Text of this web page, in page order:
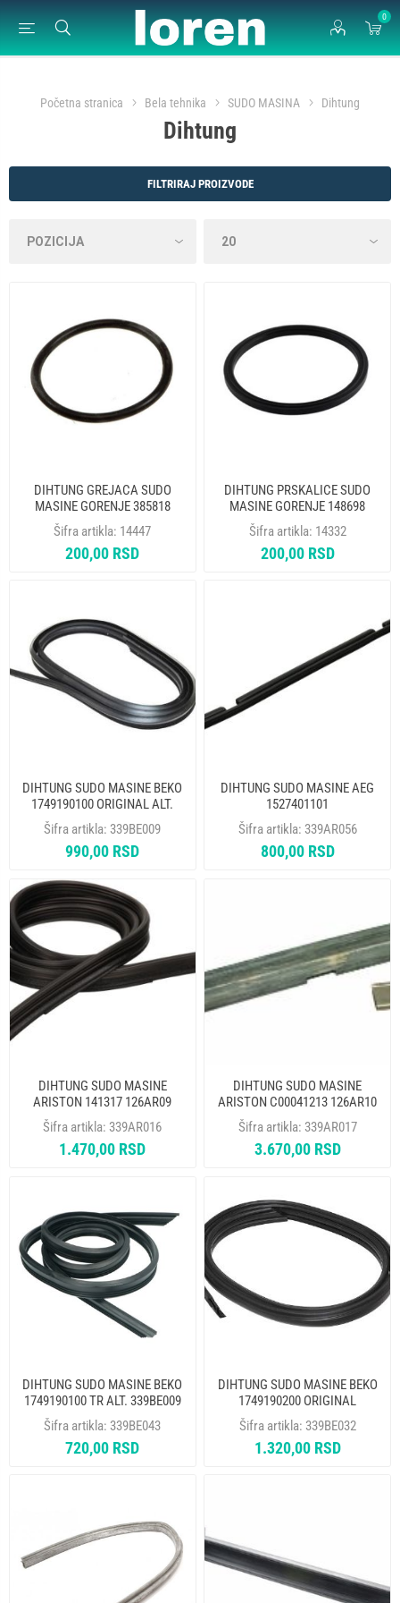
0
Početna stranica Bela tehnika SUDO MASINA Dihtung
Dihtung
FILTRIRAJ PROIZVODE
DIHTUNG GREJACA SUDO
MASINE GORENJE 385818
ORIGINAL
Šifra artikla: 14447
200,00 RSD
DIHTUNG PRSKALICE SUDO
MASINE GORENJE 148698
ORIGINAL
Šifra artikla: 14332
200,00 RSD
DIHTUNG SUDO MASINE BEKO
1749190100 ORIGINAL ALT.
339BE043
Šifra artikla: 339BE009
990,00 RSD
DIHTUNG SUDO MASINE AEG
1527401101
Šifra artikla: 339AR056
800,00 RSD
DIHTUNG SUDO MASINE
ARISTON 141317 126AR09
GSK500AR AR3503
Šifra artikla: 339AR016
1.470,00 RSD
DIHTUNG SUDO MASINE
ARISTON C00041213 126AR10
56475 ORIGINAL
Šifra artikla: 339AR017
3.670,00 RSD
DIHTUNG SUDO MASINE BEKO
1749190100 TR ALT. 339BE009
Šifra artikla: 339BE043
720,00 RSD
DIHTUNG SUDO MASINE BEKO
1749190200 ORIGINAL
Šifra artikla: 339BE032
1.320,00 RSD